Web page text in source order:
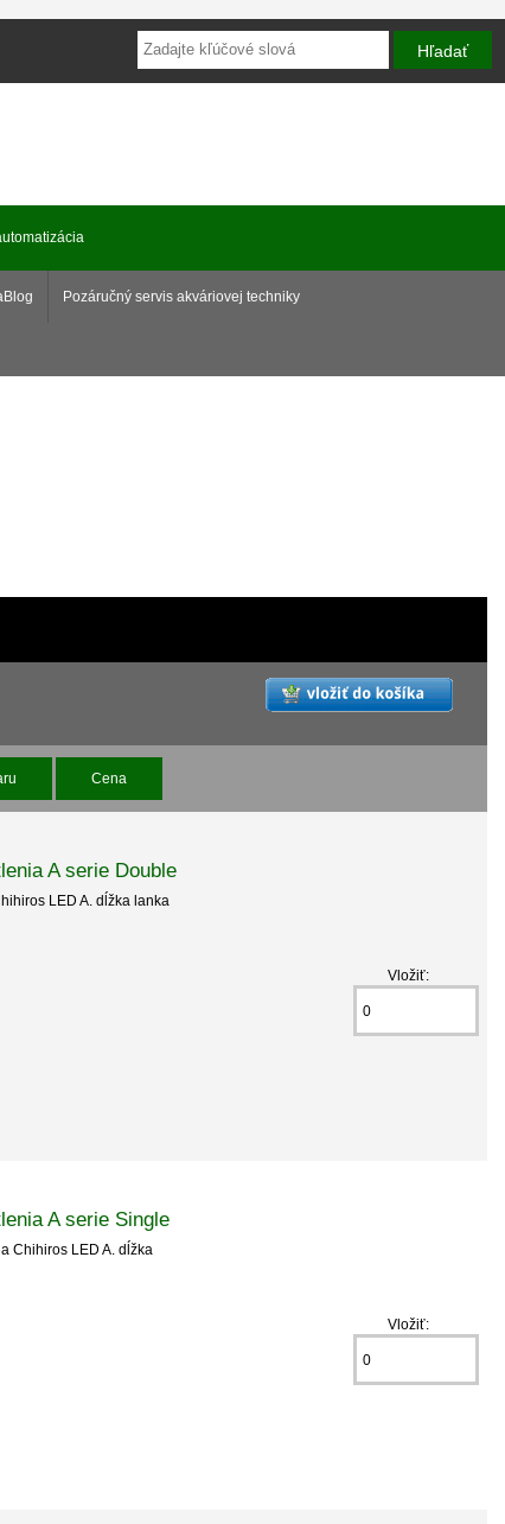
Pozáručný servis akváriovej techniky
Cena
A serie Double
LED A. dĺžka lanka
Vložiť:
A serie Single
Chihiros LED A. dĺžka
Vložiť: